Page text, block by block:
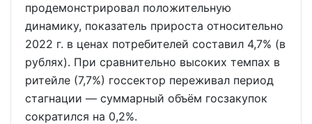
продемонстрировал положительную
динамику, показатель прироста относительно
2022 г. в ценах потребителей составил 4,7% (в
рублях). При сравнительно высоких темпах в
ритейле (7,7%) госсектор переживал период
стагнации — суммарный объём госзакупок
сократился на 0,2%.